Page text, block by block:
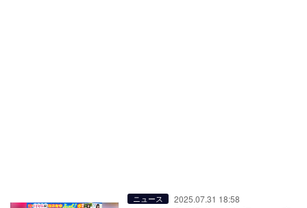
ニュース 2025.07.31 18:58